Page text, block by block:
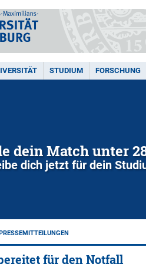
STUDIUM FORSCHUNG
dein Match unter
dich jetzt für dein
für den Notfall